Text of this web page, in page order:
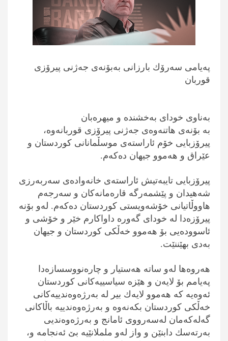
پەیامی سەرۆك بارزانی بەبۆنەی جەژنی پیرۆزی
قوربان
بەناوی خودای بەخشندە و میهرەبان
بە بۆنەی هاتنەوەی جەژنی پیرۆزی قوربانەوە،
پیرۆزبایی خۆم ئاراستەی موسڵمانانی كوردستان و
عێراق و هەموو جیهان دەكەم.
پیرۆزبایی تایبەتیش ئاراستەی خانەوادەی سەربەرزی
شەهیدان و پێشمەرگە قارەمانەكان و سەرجەم
هاووڵاتیانی خۆشەویستی كوردستان دەكەم. لەو بۆنە
پیرۆزەدا لە خودای گەورە داواكارم خێر و خۆشی و
ئاسوودەیی بۆ هەموو خەڵكی كوردستان و جیهان
بەدی بهێننێت.
هەروەها لەو ساتە هەستیار و چارەنووسسازەدا
پەیامم بۆ لایەن و هێزە سیاسییەكانی كوردستان
ئەوەیە كە هەموو لایەك بیر لە بەرژەوەندییەكانی
خەڵكی كوردستان بكەنەوە و بەرژەوەندییە باڵاكانی
گەلەكەمان لەسەرووی ئامانج و بەرژەوەندیی
بەرتەسك دابنێن و واز لەو ململانێیە بێ ئەنجامە و،